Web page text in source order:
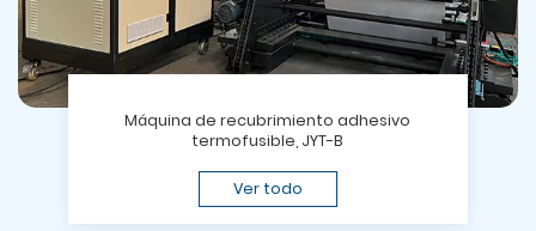
Máquina de recubrimiento adhesivo
termofusible, JYT-B
Ver todo